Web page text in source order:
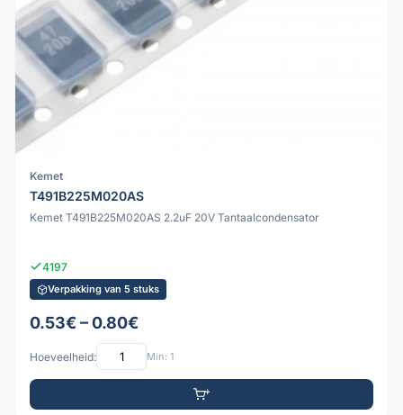
Kemet
T491B225M020AS
Kemet T491B225M020AS 2.2uF 20V Tantaalcondensator
4197
Verpakking van 5 stuks
0.53€ – 0.80€
Hoeveelheid: Min: 1